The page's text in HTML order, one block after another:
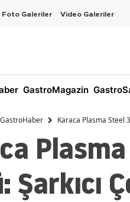
Foto Galeriler Video Galeriler
GastroMagazin
GastroHaber Karaca Plasma Steel
Şarkıcı